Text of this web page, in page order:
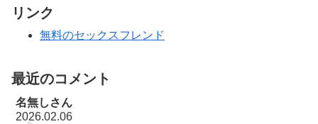
リンク
無料のセックスフレンド
最近のコメント
名無しさん
2026.02.06